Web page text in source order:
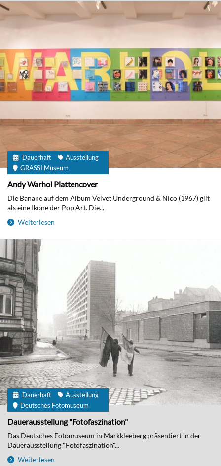
Dauerhaft
Ausstellung
GRASSI Museum
Andy Warhol Plattencover
Die Banane auf dem Album Velvet Underground & Nico (1967) gilt
als eine Ikone der Pop Art. Die...
Weiterlesen
Dauerhaft
Ausstellung
Deutsches Fotomuseum
Dauerausstellung "Fotofaszination"
Das Deutsches Fotomuseum in Markkleeberg präsentiert in der
Dauerausstellung "Fotofaszination"...
Weiterlesen